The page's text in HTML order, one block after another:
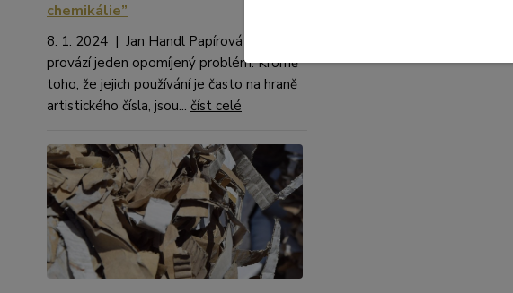
chemikálie”
8. 1. 2024 | Jan Handl Papírová brčka
provází jeden opomíjený problém. Kromě
toho, že jejich používání je často na hraně
artistického čísla, jsou... číst celé